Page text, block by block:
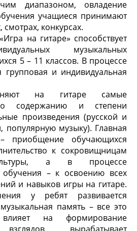
диапазоном, овладение
учащиеся принимают
смотрах, конкурсах.
на гитаре» способствует
музыкальных
5 – 11 классов. В процессе
групповая и индивидуальная
на гитаре самые
содержанию и степени
произведения (русской и
популярную музыку). Главная
приобщение обучающихся
к сокровищницам
а в процессе
обучения – к освоению всех
и навыков игры на гитаре.
у ребят развивается
память – все это
влияет на формирование